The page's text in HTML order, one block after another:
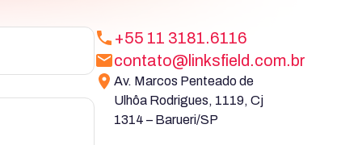
+55 11 3181.6116
contato@linksfield.com.br
Av. Marcos Penteado de
Ulhôa Rodrigues, 1119, Cj
1314 – Barueri/SP